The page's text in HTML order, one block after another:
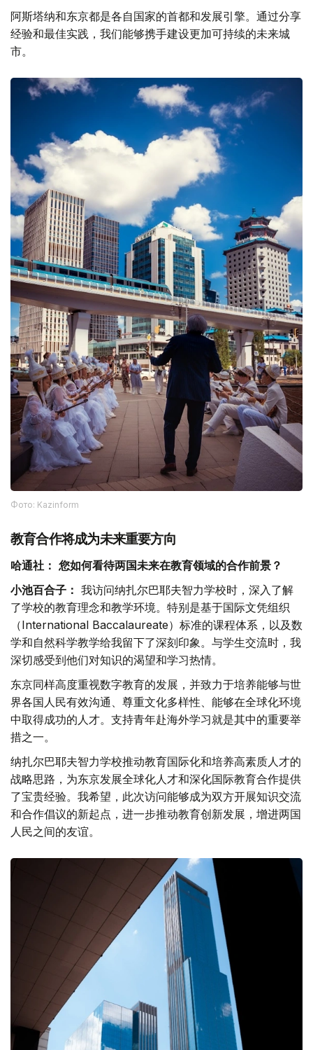
阿斯塔纳和东京都是各自国家的首都和发展引擎。通过分享
经验和最佳实践，我们能够携手建设更加可持续的未来城
市。
Фото: Kazinform
教育合作将成为未来重要方向
哈通社： 您如何看待两国未来在教育领域的合作前景？
小池百合子： 我访问纳扎尔巴耶夫智力学校时，深入了解
了学校的教育理念和教学环境。特别是基于国际文凭组织
（International Baccalaureate）标准的课程体系，以及数
学和自然科学教学给我留下了深刻印象。与学生交流时，我
深切感受到他们对知识的渴望和学习热情。
东京同样高度重视数字教育的发展，并致力于培养能够与世
界各国人民有效沟通、尊重文化多样性、能够在全球化环境
中取得成功的人才。支持青年赴海外学习就是其中的重要举
措之一。
纳扎尔巴耶夫智力学校推动教育国际化和培养高素质人才的
战略思路，为东京发展全球化人才和深化国际教育合作提供
了宝贵经验。我希望，此次访问能够成为双方开展知识交流
和合作倡议的新起点，进一步推动教育创新发展，增进两国
人民之间的友谊。